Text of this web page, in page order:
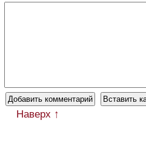
Наверх ↑